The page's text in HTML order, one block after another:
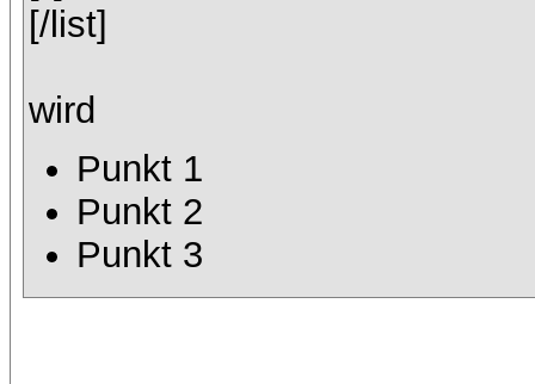
[/list]
wird
Punkt 1
Punkt 2
Punkt 3